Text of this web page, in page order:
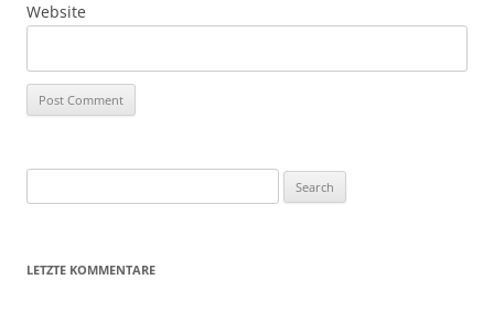
Website
for:
LETZTE KOMMENTARE